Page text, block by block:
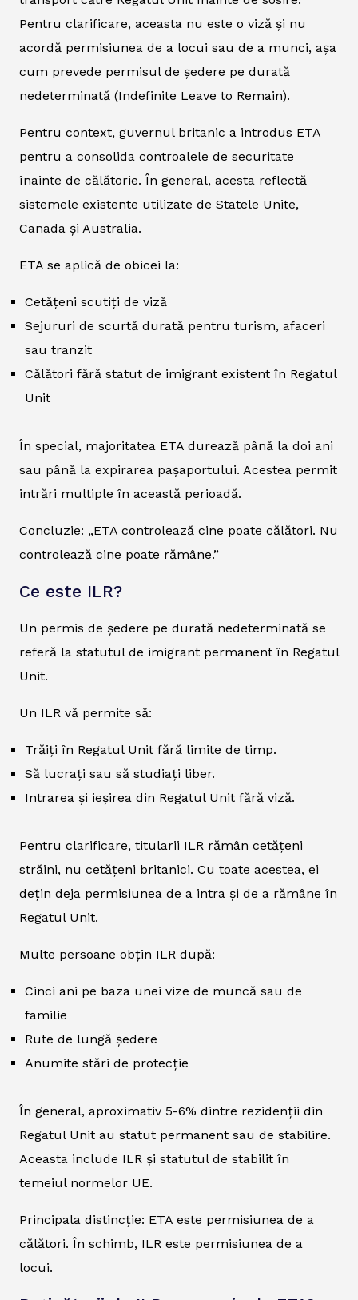
Pentru clarificare, aceasta nu este o viză și nu
acordă permisiunea de a locui sau de a munci, așa
cum prevede permisul de ședere pe durată
nedeterminată (Indefinite Leave to Remain).
Pentru context, guvernul britanic a introdus ETA
pentru a consolida controalele de securitate
înainte de călătorie. În general, acesta reflectă
sistemele existente utilizate de Statele Unite,
Canada și Australia.
ETA se aplică de obicei la:
Cetățeni scutiți de viză
Sejururi de scurtă durată pentru turism, afaceri
sau tranzit
Călători fără statut de imigrant existent în Regatul
Unit
În special, majoritatea ETA durează până la doi ani
sau până la expirarea pașaportului. Acestea permit
intrări multiple în această perioadă.
Concluzie: „ETA controlează cine poate călători. Nu
controlează cine poate rămâne.”
Ce este ILR?
Un permis de ședere pe durată nedeterminată se
referă la statutul de imigrant permanent în Regatul
Unit.
Un ILR vă permite să:
Trăiți în Regatul Unit fără limite de timp.
Să lucrați sau să studiați liber.
Intrarea și ieșirea din Regatul Unit fără viză.
Pentru clarificare, titularii ILR rămân cetățeni
străini, nu cetățeni britanici. Cu toate acestea, ei
dețin deja permisiunea de a intra și de a rămâne în
Regatul Unit.
Multe persoane obțin ILR după:
Cinci ani pe baza unei vize de muncă sau de
familie
Rute de lungă ședere
Anumite stări de protecție
În general, aproximativ 5-6% dintre rezidenții din
Regatul Unit au statut permanent sau de stabilire.
Aceasta include ILR și statutul de stabilit în
temeiul normelor UE.
Principala distincție: ETA este permisiunea de a
călători. În schimb, ILR este permisiunea de a
locui.